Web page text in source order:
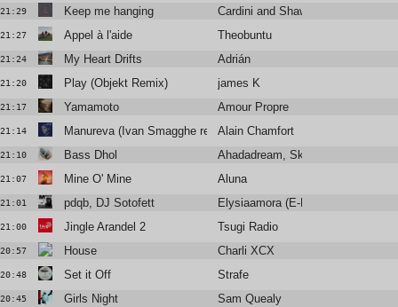
21:29 Keep me hanging Cardini and Shaw
21:27 Appel à l'aide Theobuntu
21:24 My Heart Drifts Adrián
21:20 Play (Objekt Remix) james K
21:17 Yamamoto Amour Propre
21:14 Manureva (Ivan Smagghe remix)Alain Chamfort
21:10 Bass Dhol Ahadadream, Skrillex, Raf Saperra
21:07 Mine O' Mine Aluna
21:01 pdqb, DJ Sotofett Elysiaamora (E-Break Remix)
21:00 Jingle Arandel 2 Tsugi Radio
20:57 House Charli XCX
20:48 Set it Off Strafe
20:45 Girls Night Sam Quealy